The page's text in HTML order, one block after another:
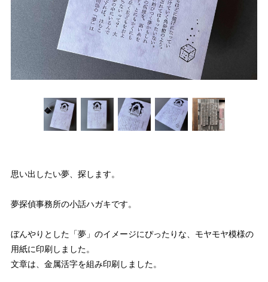
思い出したい夢、探します。
夢探偵事務所の小話ハガキです。
ぼんやりとした「夢」のイメージにぴったりな、モヤモヤ模様の
用紙に印刷しました。
文章は、金属活字を組み印刷しました。